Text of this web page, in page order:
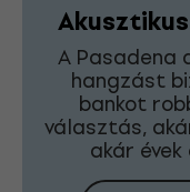
A Pasadena
hangzást
bankot
választás,
akár